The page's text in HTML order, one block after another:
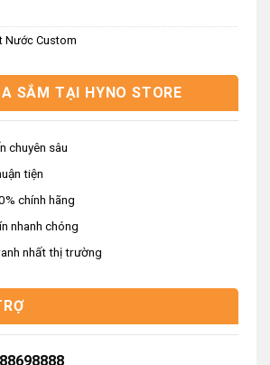
Nước Custom
SẮM TẠI HYNO STORE
chuyên sâu
tiện
chính hãng
nhanh chóng
nhất thị trường